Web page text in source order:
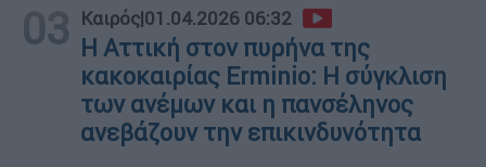
03 Καιρός|01.04.2026 06:32
Η Αττική στον πυρήνα της
κακοκαιρίας Erminio: Η σύγκλιση
των ανέμων και η πανσέληνος
ανεβάζουν την επικινδυνότητα